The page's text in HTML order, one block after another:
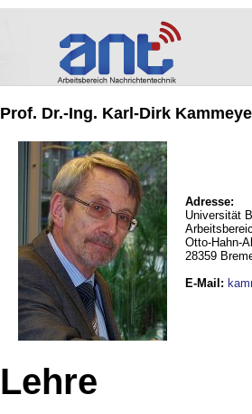
Prof. Dr.-Ing. Karl-Dirk
Adresse:
Universität
Otto-Hahn-
28359
E-Mail :
Lehre